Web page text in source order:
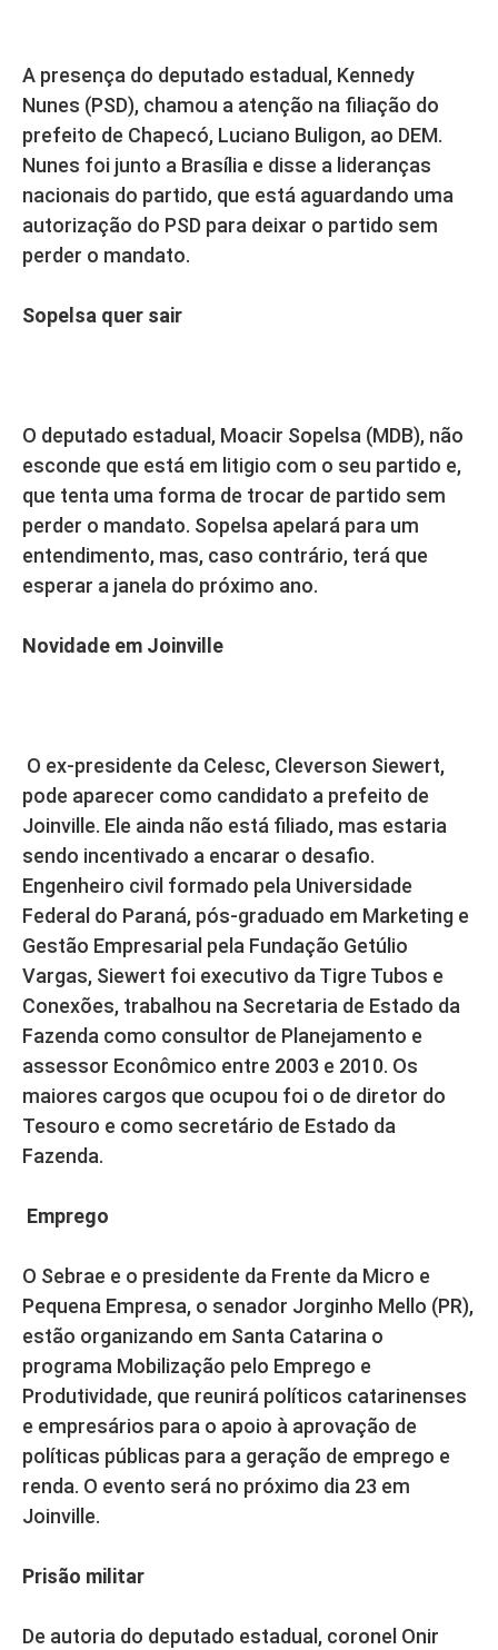
A presença do deputado estadual, Kennedy
Nunes (PSD), chamou a atenção na filiação do
prefeito de Chapecó, Luciano Buligon, ao DEM.
Nunes foi junto a Brasília e disse a lideranças
nacionais do partido, que está aguardando uma
autorização do PSD para deixar o partido sem
perder o mandato.
Sopelsa quer sair
O deputado estadual, Moacir Sopelsa (MDB), não
esconde que está em litigio com o seu partido e,
que tenta uma forma de trocar de partido sem
perder o mandato. Sopelsa apelará para um
entendimento, mas, caso contrário, terá que
esperar a janela do próximo ano.
Novidade em Joinville
O ex-presidente da Celesc, Cleverson Siewert,
pode aparecer como candidato a prefeito de
Joinville. Ele ainda não está filiado, mas estaria
sendo incentivado a encarar o desafio.
Engenheiro civil formado pela Universidade
Federal do Paraná, pós-graduado em Marketing e
Gestão Empresarial pela Fundação Getúlio
Vargas, Siewert foi executivo da Tigre Tubos e
Conexões, trabalhou na Secretaria de Estado da
Fazenda como consultor de Planejamento e
assessor Econômico entre 2003 e 2010. Os
maiores cargos que ocupou foi o de diretor do
Tesouro e como secretário de Estado da
Fazenda.
Emprego
O Sebrae e o presidente da Frente da Micro e
Pequena Empresa, o senador Jorginho Mello (PR),
estão organizando em Santa Catarina o
programa Mobilização pelo Emprego e
Produtividade, que reunirá políticos catarinenses
e empresários para o apoio à aprovação de
políticas públicas para a geração de emprego e
renda. O evento será no próximo dia 23 em
Joinville.
Prisão militar
De autoria do deputado estadual, coronel Onir